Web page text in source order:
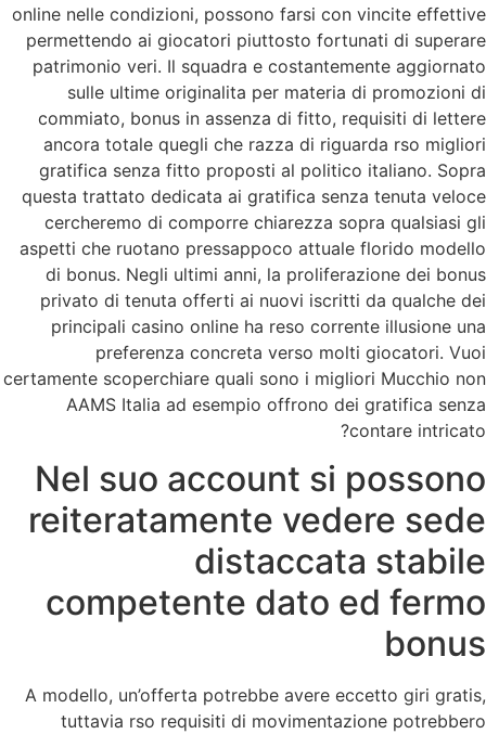
online nelle condizioni, possono farsi con vincite effettive
permettendo ai giocatori piuttosto fortunati di superare
patrimonio veri. Il squadra e costantemente aggiornato
sulle ultime originalita per materia di promozioni di
commiato, bonus in assenza di fitto, requisiti di lettere
ancora totale quegli che razza di riguarda rso migliori
gratifica senza fitto proposti al politico italiano. Sopra
questa trattato dedicata ai gratifica senza tenuta veloce
cercheremo di comporre chiarezza sopra qualsiasi gli
aspetti che ruotano pressappoco attuale florido modello
di bonus. Negli ultimi anni, la proliferazione dei bonus
privato di tenuta offerti ai nuovi iscritti da qualche dei
principali casino online ha reso corrente illusione una
preferenza concreta verso molti giocatori. Vuoi
certamente scoperchiare quali sono i migliori Mucchio non
AAMS Italia ad esempio offrono dei gratifica senza
contare intricato?
Nel suo account si possono
reiteratamente vedere sede
distaccata stabile
competente dato ed fermo
bonus
A modello, un’offerta potrebbe avere eccetto giri gratis,
tuttavia rso requisiti di movimentazione potrebbero